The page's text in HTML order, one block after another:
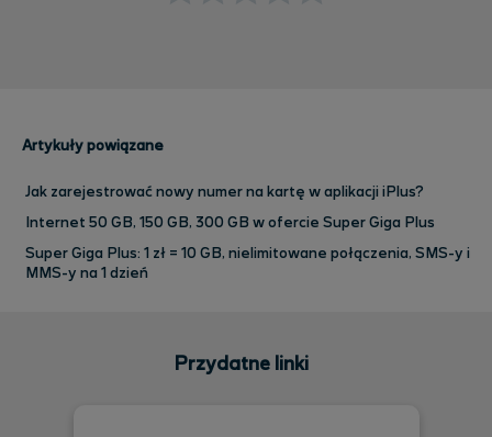
Artykuły powiązane
Jak zarejestrować nowy numer na kartę w aplikacji iPlus?
Internet 50 GB, 150 GB, 300 GB w ofercie Super Giga Plus
Super Giga Plus: 1 zł = 10 GB, nielimitowane połączenia, SMS-y i
MMS-y na 1 dzień
Przydatne linki